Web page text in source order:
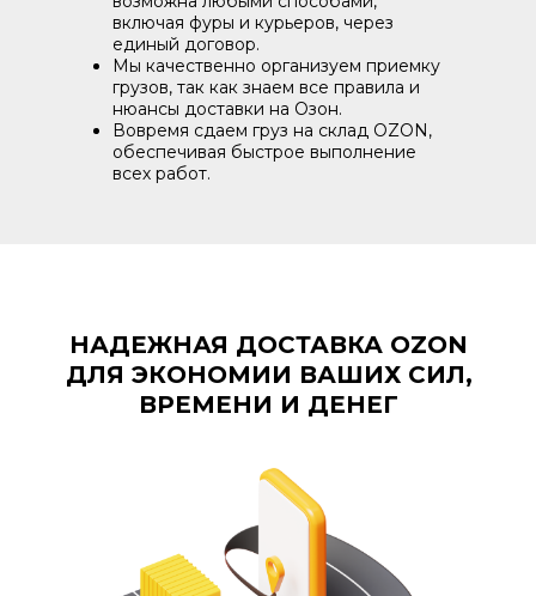
включая фуры и курьеров, через
единый договор.
Мы качественно организуем приемку
грузов, так как знаем все правила и
нюансы доставки на Озон.
Вовремя сдаем груз на склад OZON,
обеспечивая быстрое выполнение
всех работ.
НАДЕЖНАЯ ДОСТАВКА OZON
ДЛЯ ЭКОНОМИИ ВАШИХ СИЛ,
ВРЕМЕНИ И ДЕНЕГ